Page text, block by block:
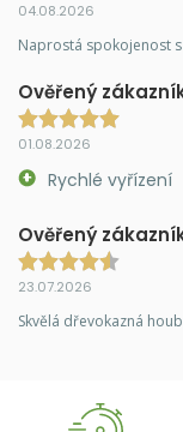
04.08.2026
Naprostá spokojenost
Ověřený
01.08.2026
Rychlé vyřízení
Ověřený
23.07.2026
Skvělá dřevokazná